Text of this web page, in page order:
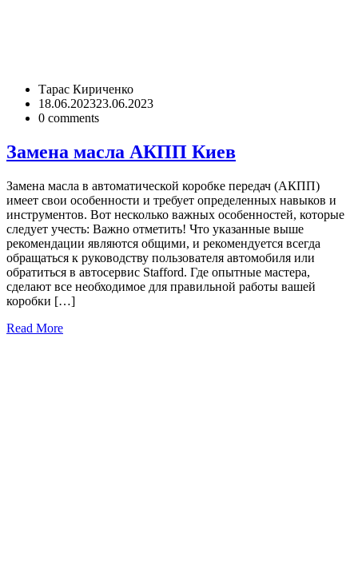
Тарас Кириченко
18.06.202323.06.2023
0 comments
Замена масла АКПП Киев
Замена масла в автоматической коробке передач (АКПП)
имеет свои особенности и требует определенных навыков и
инструментов. Вот несколько важных особенностей, которые
следует учесть: Важно отметить! Что указанные выше
рекомендации являются общими, и рекомендуется всегда
обращаться к руководству пользователя автомобиля или
обратиться в автосервис Stafford. Где опытные мастера,
сделают все необходимое для правильной работы вашей
коробки […]
Read More